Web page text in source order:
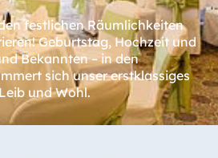
festlichen Räumlichkeiten
Geburtstag, Hochzeit und
Bekannten – in den
sich unser erstklassiges
und Wohl.